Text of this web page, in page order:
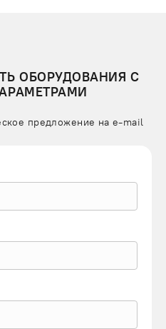
ОБОРУДОВАНИЯ С
предложение на e-mail